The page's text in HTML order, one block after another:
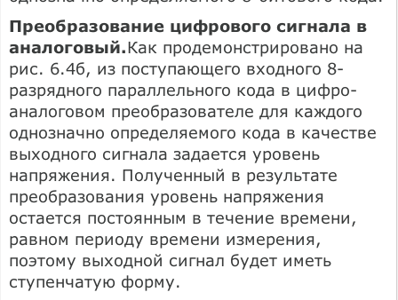
Преобразование цифрового сигнала в
аналоговый.Как продемонстрировано на
рис. 6.4б, из поступающего входного 8-
разрядного параллельного кода в цифро-
аналоговом преобразователе для каждого
однозначно определяемого кода в качестве
выходного сигнала задается уровень
напряжения. Полученный в результате
преобразования уровень напряжения
остается постоянным в течение времени,
равном периоду времени измерения,
поэтому выходной сигнал будет иметь
ступенчатую форму.